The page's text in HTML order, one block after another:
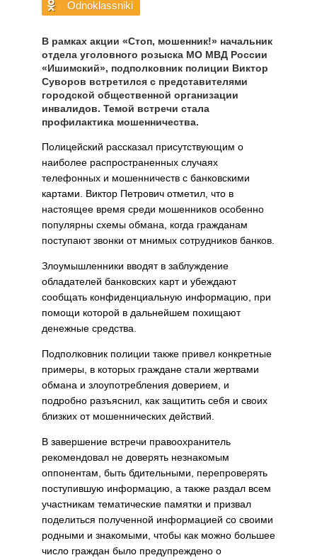
Odnoklassniki
В рамках акции «Стоп, мошенник!» начальник
отдела уголовного розыска МО МВД России
«Ишимский», подполковник полиции Виктор
Суворов встретился с представителями
городской общественной организации
инвалидов. Темой встречи стала
профилактика мошенничества.
Полицейский рассказал присутствующим о
наиболее распространенных случаях
телефонных и мошенничеств с банковскими
картами. Виктор Петрович отметил, что в
настоящее время среди мошенников особенно
популярны схемы обмана, когда гражданам
поступают звонки от мнимых сотрудников банков.
Злоумышленники вводят в заблуждение
обладателей банковских карт и убеждают
сообщать конфиденциальную информацию, при
помощи которой в дальнейшем похищают
денежные средства.
Подполковник полиции также привел конкретные
примеры, в которых граждане стали жертвами
обмана и злоупотребления доверием, и
подробно разъяснил, как защитить себя и своих
близких от мошеннических действий.
В завершение встречи правоохранитель
рекомендовал не доверять незнакомым
оппонентам, быть бдительными, перепроверять
поступившую информацию, а также раздал всем
участникам тематические памятки и призвал
поделиться полученной информацией со своими
родными и знакомыми, чтобы как можно большее
число граждан было предупреждено о